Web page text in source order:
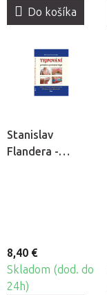
Do košíka
Stanislav
Flandera -
8,40 €
Skladom (dod. do
24h)